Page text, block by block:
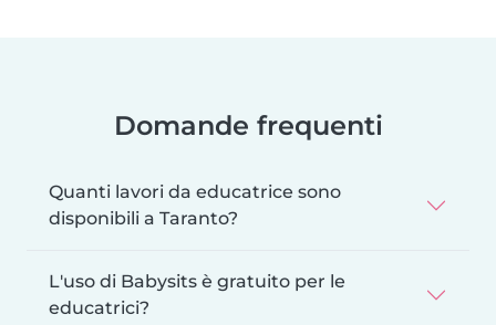
Domande frequenti
Quanti lavori da educatrice sono
disponibili a Taranto?
L'uso di Babysits è gratuito per le
educatrici?